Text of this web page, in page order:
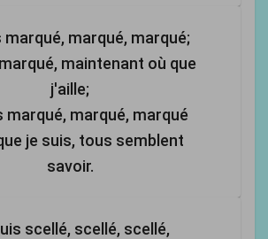
marqué, marqué, marqué;
maintenant où que
j'aille;
marqué, marqué, marqué
je suis, tous semblent
savoir.
scellé, scellé, scellé,